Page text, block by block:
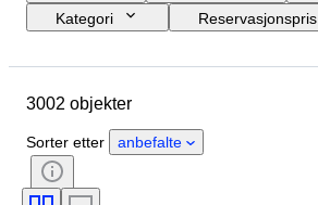
Kategori
Reservasjonspris
Materiale
Sertifisering
Stil
Snitt
Fargeklasse
3002 objekter
Sorter etter anbefalte